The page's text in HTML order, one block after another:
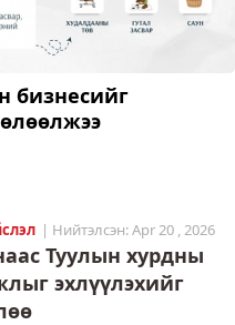
бизнесийг
| Нийтэлсэн: Apr 20 , 2026
Туулын хурдны
эхлүүлэхийг